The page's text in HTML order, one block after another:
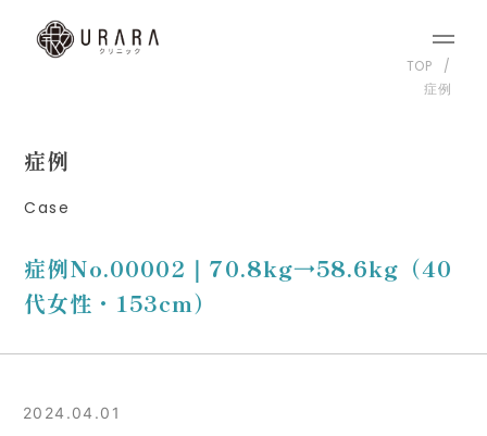
TOP
症例
症例
Case
症例No.00002｜70.8kg→58.6kg（40
代女性・153cm）
2024.04.01